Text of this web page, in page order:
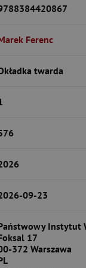
Ferenc
twarda
09-23
Instytut
17
372 Warszawa